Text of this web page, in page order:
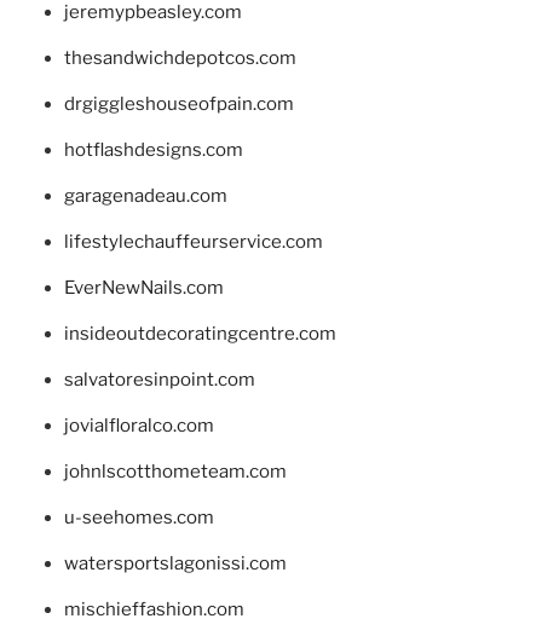
jeremypbeasley.com
thesandwichdepotcos.com
drgiggleshouseofpain.com
hotflashdesigns.com
garagenadeau.com
lifestylechauffeurservice.com
EverNewNails.com
insideoutdecoratingcentre.com
salvatoresinpoint.com
jovialfloralco.com
johnlscotthometeam.com
u-seehomes.com
watersportslagonissi.com
mischieffashion.com